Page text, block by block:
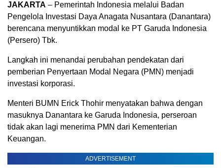
JAKARTA – Pemerintah Indonesia melalui Badan
Pengelola Investasi Daya Anagata Nusantara (Danantara)
berencana menyuntikkan modal ke PT Garuda Indonesia
(Persero) Tbk.
Langkah ini menandai perubahan pendekatan dari
pemberian Penyertaan Modal Negara (PMN) menjadi
investasi korporasi.
Menteri BUMN Erick Thohir menyatakan bahwa dengan
masuknya Danantara ke Garuda Indonesia, perseroan
tidak akan lagi menerima PMN dari Kementerian
Keuangan.
ADVERTISEMENT